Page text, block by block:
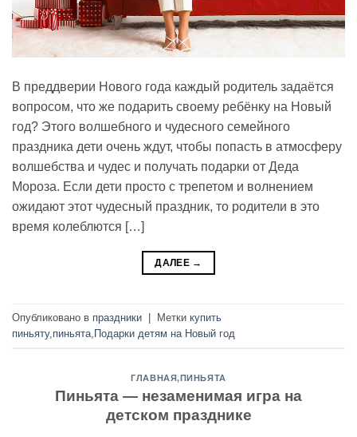
В преддверии Нового года каждый родитель задаётся
вопросом, что же подарить своему ребёнку на Новый
год? Этого волшебного и чудесного семейного
праздника дети очень ждут, чтобы попасть в атмосферу
волшебства и чудес и получать подарки от Деда
Мороза. Если дети просто с трепетом и волнением
ожидают этот чудесный праздник, то родители в это
время колеблются […]
ДАЛЕЕ →
Опубликовано в праздники Метки купить
пиньяту, пиньята Подарки детям на Новый год
ГЛАВНАЯ,ПИНЬЯТА
Пиньята — незаменимая игра на
детском празднике